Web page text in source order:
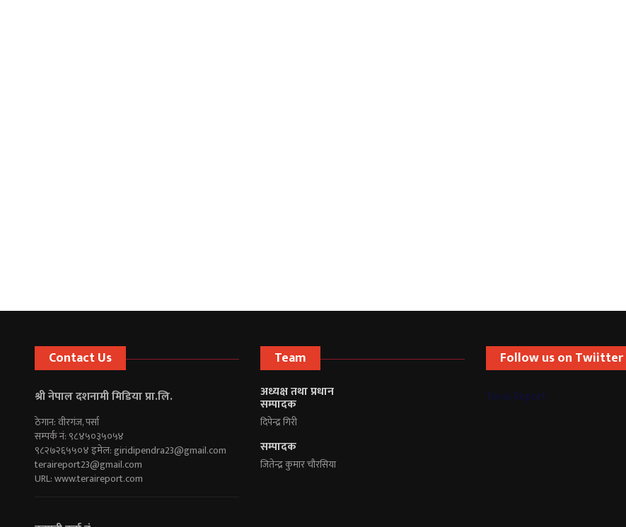
Contact Us
श्री नेपाल दशनामी मिडिया प्रा.लि.
ठेगान: वीरगंज, पर्सा
सम्पर्क नं: ९८४५०३५०५४
९८२७२६५५०४ इमेल:giridipendra23@gmail.com
teraireport23@gmail.com
URL: www.teraireport.com
Team
अध्यक्ष तथा प्रधान
सम्पादक
दिपेन्द्र गिरी
सम्पादक
जितेन्द्र कुमार चौरसिया
Follow us on Twiitter
Terai Report